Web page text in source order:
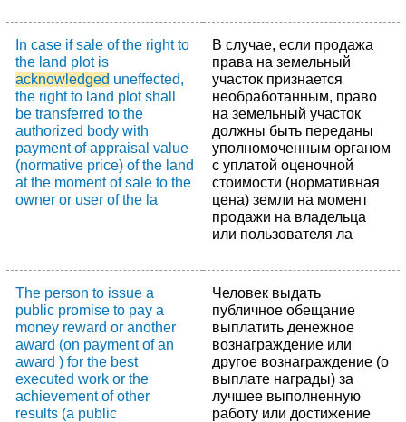
In case if sale of the right to
the land plot is
acknowledged uneffected,
the right to land plot shall
be transferred to the
authorized body with
payment of appraisal value
(normative price) of the land
at the moment of sale to the
owner or user of the la
В случае, если продажа
права на земельный
участок признается
необработанным, право
на земельный участок
должны быть переданы
уполномоченным органом
с уплатой оценочной
стоимости (нормативная
цена) земли на момент
продажи на владельца
или пользователя ла
The person to issue a
public promise to pay a
money reward or another
award (on payment of an
award ) for the best
executed work or the
achievement of other
results (a public
Человек выдать
публичное обещание
выплатить денежное
вознаграждение или
другое вознаграждение (о
выплате награды) за
лучшее выполненную
работу или достижение